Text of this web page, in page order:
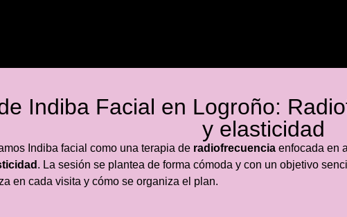
Indiba Facial en Logroño:
y elasticidad
Indiba facial como una terapia de radiofrecuencia enfocada en
. La sesión se plantea de forma cómoda y con un objetivo
en cada visita y cómo se organiza el plan.